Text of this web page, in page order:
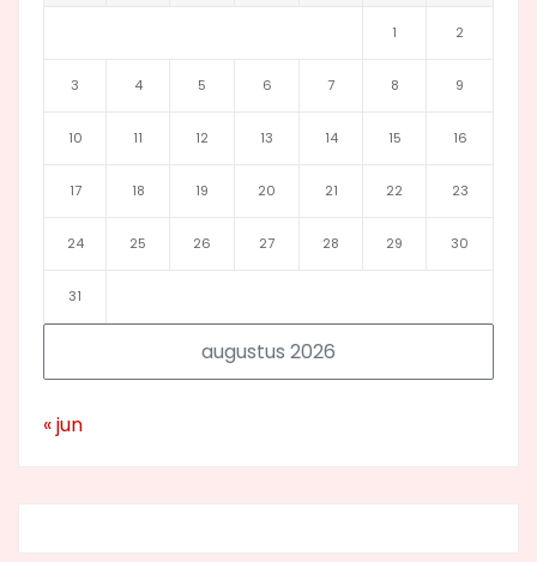
augustus 2026
1 2
3 4 5 6 7 8 9
10 11 12 13 14 15 16
17 18 19 20 21 22 23
24 25 26 27 28 29 30
31
« jun